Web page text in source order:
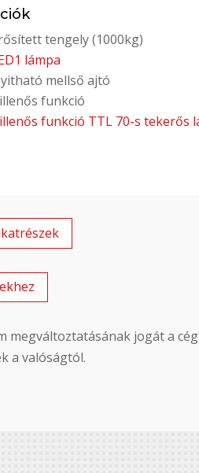
tengely (1000kg)
lámpa
mellső ajtó
funkció
funkció TTL 70-s tekerős
megváltoztatásának jogát a
a valóságtól.